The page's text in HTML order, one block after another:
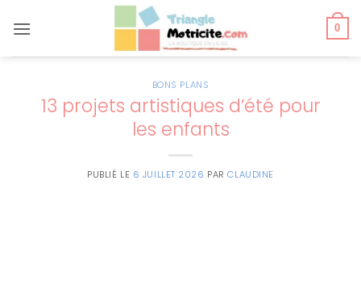
au
0
BONS PLANS
13 projets artistiques d’été pour
les enfants
PUBLIÉ LE 6 JUILLET 2026 PARCLAUDINE